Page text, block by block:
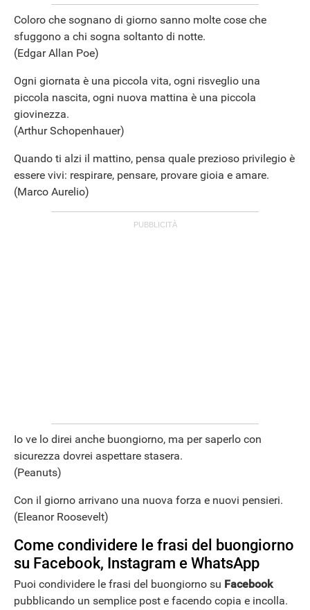
Coloro che sognano di giorno sanno molte cose che
sfuggono a chi sogna soltanto di notte.
(Edgar Allan Poe)
Ogni giornata è una piccola vita, ogni risveglio una
piccola nascita, ogni nuova mattina è una piccola
giovinezza.
(Arthur Schopenhauer)
Quando ti alzi il mattino, pensa quale prezioso privilegio è
essere vivi: respirare, pensare, provare gioia e amare.
(Marco Aurelio)
Io ve lo direi anche buongiorno, ma per saperlo con
sicurezza dovrei aspettare stasera.
(Peanuts)
Con il giorno arrivano una nuova forza e nuovi pensieri.
(Eleanor Roosevelt)
Come condividere le frasi del buongiorno
su Facebook, Instagram e WhatsApp
Puoi condividere le frasi del buongiorno su Facebook
pubblicando un semplice post e facendo copia e incolla.